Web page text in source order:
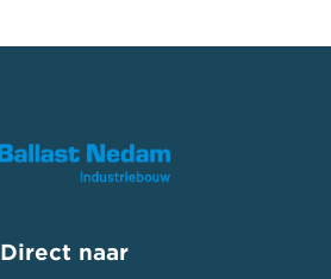
Direct naar